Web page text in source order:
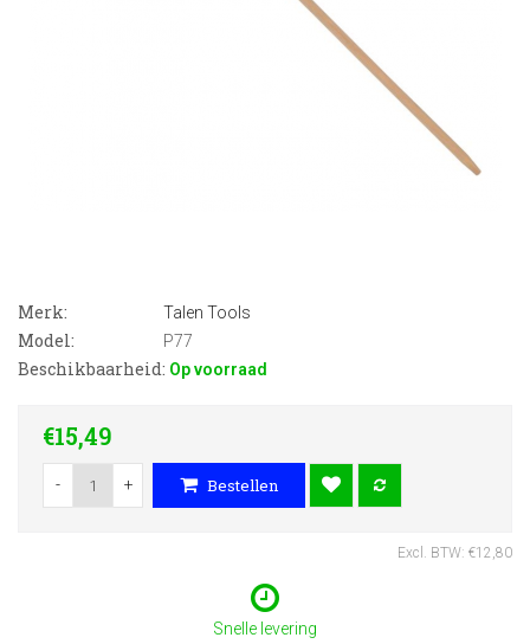
Merk: Talen Tools
Model: P77
Beschikbaarheid: Op voorraad
€15,49
- + Bestellen
Excl. BTW: €12,80
Snelle levering